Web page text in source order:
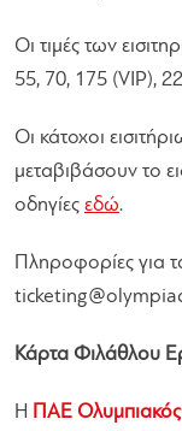
Οι τιμές των
55, 70, 175 (VIP),
Οι κάτοχοι
μεταβιβάσουν το
οδηγίες εδώ.
Πληροφορίες για
Κάρτα Φιλάθλου
Η ΠΑΕ Ολυμπιακός